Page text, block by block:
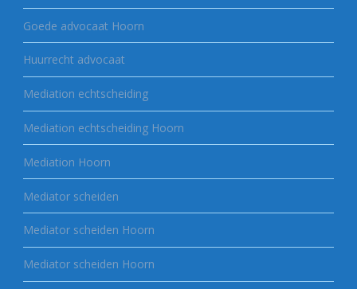
Goede advocaat Hoorn
Huurrecht advocaat
Mediation echtscheiding
Mediation echtscheiding Hoorn
Mediation Hoorn
Mediator scheiden
Mediator scheiden Hoorn
Mediator scheiden Hoorn